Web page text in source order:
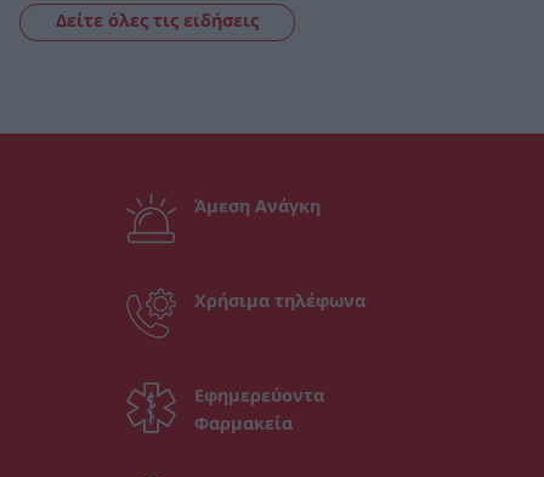
Δείτε όλες τις ειδήσεις
Άμεση Ανάγκη
Χρήσιμα τηλέφωνα
Εφημερεύοντα
Φαρμακεία